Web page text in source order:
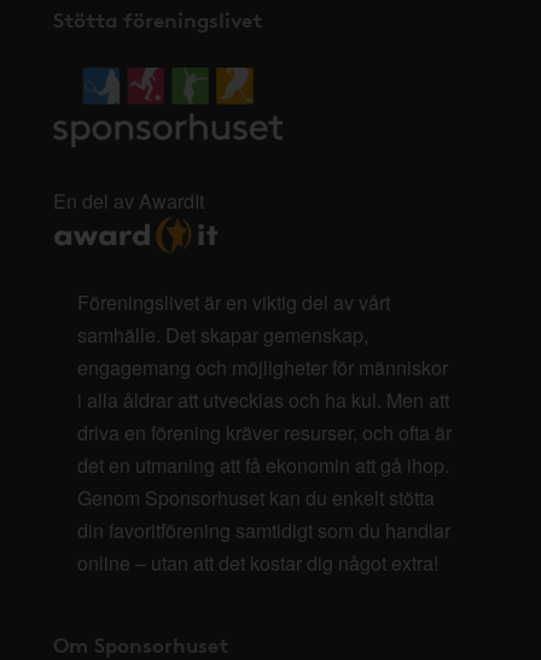
Stötta föreningslivet
En del av AwardIt
Föreningslivet är en viktig del av vårt
samhälle. Det skapar gemenskap,
engagemang och möjligheter för människor
i alla åldrar att utvecklas och ha kul. Men att
driva en förening kräver resurser, och ofta är
det en utmaning att få ekonomin att gå ihop.
Genom Sponsorhuset kan du enkelt stötta
din favoritförening samtidigt som du handlar
online – utan att det kostar dig något extra!
Om Sponsorhuset